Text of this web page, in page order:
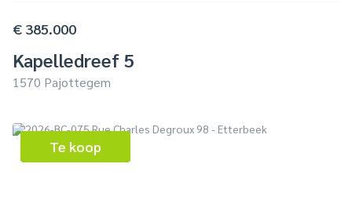
€ 385.000
Kapelledreef 5
1570 Pajottegem
Te koop